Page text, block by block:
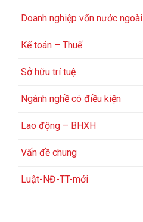
Doanh nghiệp vốn nước ngoài
Kế toán – Thuế
Sở hữu trí tuệ
Ngành nghề có điều kiện
Lao động – BHXH
Vấn đề chung
Luật-NĐ-TT-mới